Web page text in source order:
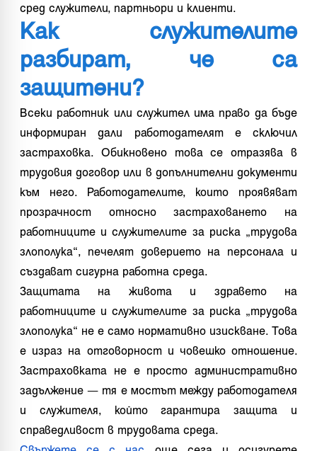
сред служители, партньори и клиенти.
Как служителите
разбират, че са
защитени?
Всеки работник или служител има право да бъде
информиран дали работодателят е сключил
застраховка. Обикновено това се отразява в
трудовия договор или в допълнителни документи
към него. Работодателите, които проявяват
прозрачност относно застраховането на
работниците и служителите за риска „трудова
злополука“, печелят доверието на персонала и
създават сигурна работна среда.
Защитата на живота и здравето на
работниците и служителите за риска „трудова
злополука“ не е само нормативно изискване. Това
е израз на отговорност и човешко отношение.
Застраховката не е просто административно
задължение — тя е мостът между работодателя
и служителя, който гарантира защита и
справедливост в трудовата среда.